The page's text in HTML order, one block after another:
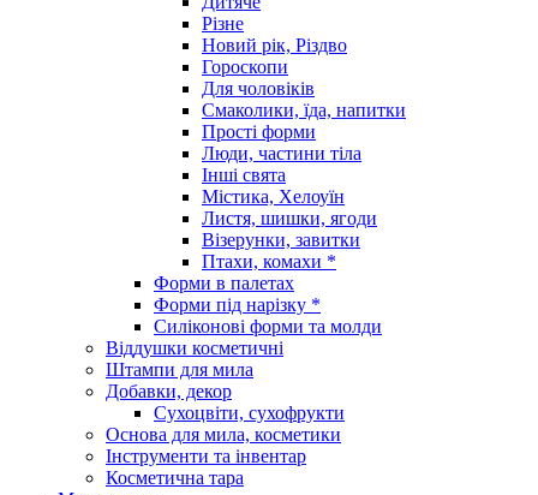
Різне
Новий рік, Різдво
Гороскопи
Для чоловіків
Смаколики, їда, напитки
Прості форми
Люди, частини тіла
Інші свята
Містика, Хелоуїн
Листя, шишки, ягоди
Візерунки, завитки
Птахи, комахи *
Форми в палетах
Форми під нарізку *
Силіконові форми та молди
Віддушки косметичні
Штампи для мила
Добавки, декор
Сухоцвіти, сухофрукти
Основа для мила, косметики
Інструменти та інвентар
Косметична тара